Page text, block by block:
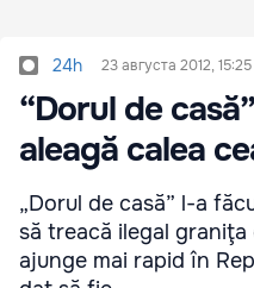
24h 23 августа 2012, 15:25
“Dorul de
aleagă calea
„Dorul de casă” l-a
să treacă ilegal
ajunge mai rapid în